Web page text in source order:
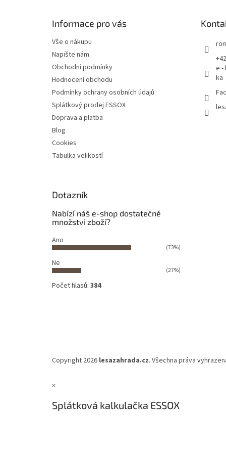
Informace pro vás
Vše o nákupu
Napište nám
Obchodní podmínky
Hodnocení obchodu
Podmínky ochrany osobních údajů
Splátkový prodej ESSOX
Doprava a platba
Blog
Cookies
Tabulka velikostí
e -
ka
Dotazník
Nabízí náš e-shop dostatečné
množství zboží?
Ano
(73%)
Ne
(27%)
Počet hlasů: 384
Copyright 2026 lesazahrada.cz. Všechna práva
×
Splátková kalkulačka ESSOX